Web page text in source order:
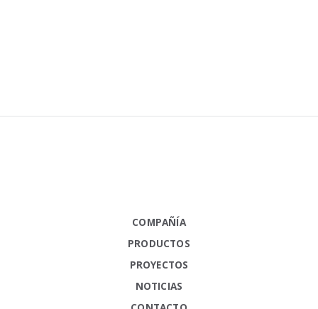
COMPAÑÍA
PRODUCTOS
PROYECTOS
NOTICIAS